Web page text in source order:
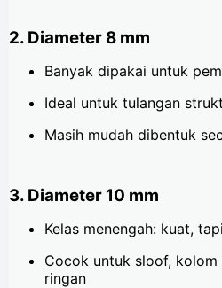
2. Diameter 8 mm
Banyak dipakai untuk
Ideal untuk tulangan
Masih mudah dibentuk
3. Diameter 10 mm
Kelas menengah: kuat,
Cocok untuk sloof, kolom
ringan